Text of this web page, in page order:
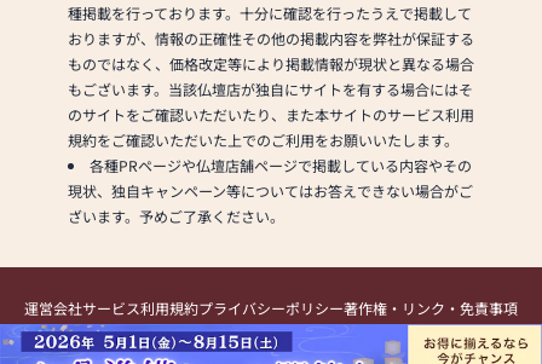
≪お仏壇のはせがわより
お客様へ≫
「仏壇や仏具をお探しで
したら、ぜひお仏壇のは
せがわにお越しくださ
い。当店は幅広い品揃え
とリーズナブルな価格で
お客様をお迎えしていま
の仏壇やモダンなデザイ
ンの仏壇、またコンパク
種掲載を行っております。十分に確認を行ったうえで掲載して
おりますが、情報の正確性その他の掲載内容を弊社が保証する
ものではなく、価格改定等により掲載情報が現状と異なる場合
もございます。当該仏壇店が独自にサイトを有する場合にはそ
のサイトをご確認いただいたり、また本サイトのサービス利用
規約をご確認いただいた上でのご利用をお願いいたします。
各種PRページや仏壇店舗ページで掲載している内容やその
現状、独自キャンペーン等についてはお答えできない場合がご
ざいます。予めご了承ください。
運営会社サービス利用規約プライバシーポリシー著作権・リンク・免責事項
提携・掲載のお問い合わせ